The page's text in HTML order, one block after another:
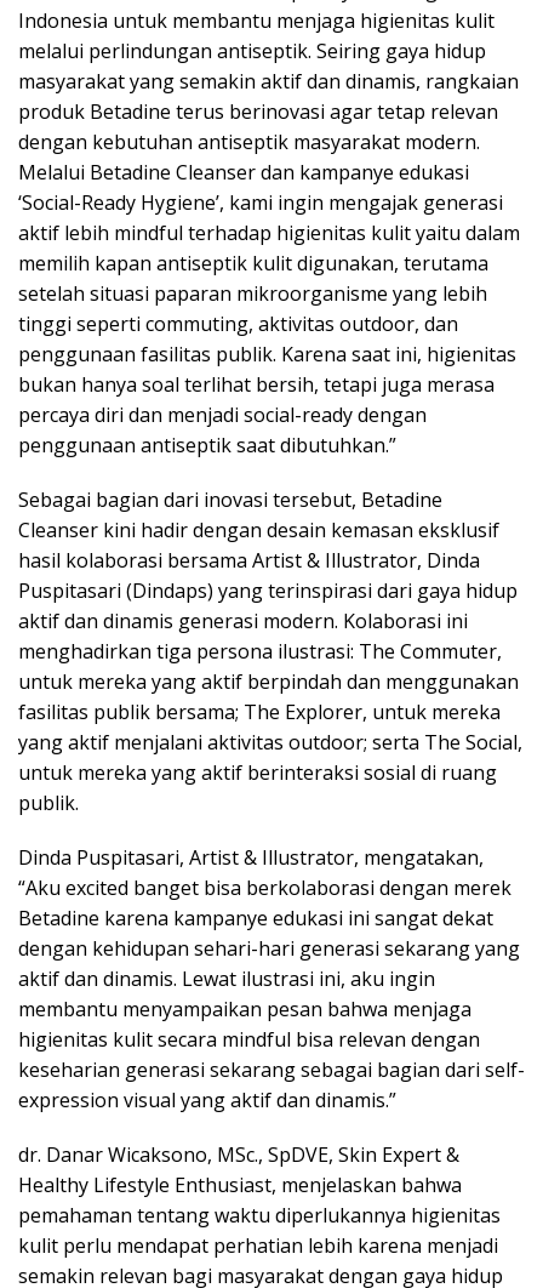
Indonesia untuk membantu menjaga higienitas kulit
melalui perlindungan antiseptik. Seiring gaya hidup
masyarakat yang semakin aktif dan dinamis, rangkaian
produk Betadine terus berinovasi agar tetap relevan
dengan kebutuhan antiseptik masyarakat modern.
Melalui Betadine Cleanser dan kampanye edukasi
‘Social-Ready Hygiene’, kami ingin mengajak generasi
aktif lebih mindful terhadap higienitas kulit yaitu dalam
memilih kapan antiseptik kulit digunakan, terutama
setelah situasi paparan mikroorganisme yang lebih
tinggi seperti commuting, aktivitas outdoor, dan
penggunaan fasilitas publik. Karena saat ini, higienitas
bukan hanya soal terlihat bersih, tetapi juga merasa
percaya diri dan menjadi social-ready dengan
penggunaan antiseptik saat dibutuhkan.”
Sebagai bagian dari inovasi tersebut, Betadine
Cleanser kini hadir dengan desain kemasan eksklusif
hasil kolaborasi bersama Artist & Illustrator, Dinda
Puspitasari (Dindaps) yang terinspirasi dari gaya hidup
aktif dan dinamis generasi modern. Kolaborasi ini
menghadirkan tiga persona ilustrasi: The Commuter,
untuk mereka yang aktif berpindah dan menggunakan
fasilitas publik bersama; The Explorer, untuk mereka
yang aktif menjalani aktivitas outdoor; serta The Social,
untuk mereka yang aktif berinteraksi sosial di ruang
publik.
Dinda Puspitasari, Artist & Illustrator, mengatakan,
“Aku excited banget bisa berkolaborasi dengan merek
Betadine karena kampanye edukasi ini sangat dekat
dengan kehidupan sehari-hari generasi sekarang yang
aktif dan dinamis. Lewat ilustrasi ini, aku ingin
membantu menyampaikan pesan bahwa menjaga
higienitas kulit secara mindful bisa relevan dengan
keseharian generasi sekarang sebagai bagian dari self-
expression visual yang aktif dan dinamis.”
dr. Danar Wicaksono, MSc., SpDVE, Skin Expert &
Healthy Lifestyle Enthusiast, menjelaskan bahwa
pemahaman tentang waktu diperlukannya higienitas
kulit perlu mendapat perhatian lebih karena menjadi
semakin relevan bagi masyarakat dengan gaya hidup